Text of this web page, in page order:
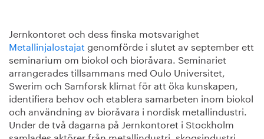
Jernkontoret och dess finska motsvarighet
Metallinjalostajat genomförde i slutet av september ett
seminarium om biokol och bioråvara. Seminariet
arrangerades tillsammans med Oulo Universitet,
Swerim och Samforsk klimat för att öka kunskapen,
identifiera behov och etablera samarbeten inom biokol
och användning av bioråvara i nordisk metallindustri.
Under de två dagarna på Jernkontoret i Stockholm